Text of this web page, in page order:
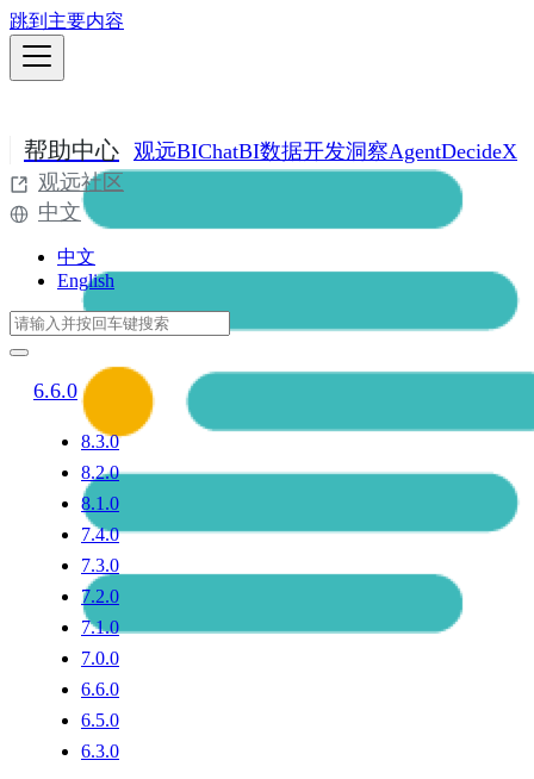
跳到主要内容
帮助中心 观远BIChatBI数据开发洞察AgentDecideX
观远社区
中文
中文
English
6.6.0
8.3.0
8.2.0
8.1.0
7.4.0
7.3.0
7.2.0
7.1.0
7.0.0
6.6.0
6.5.0
6.3.0